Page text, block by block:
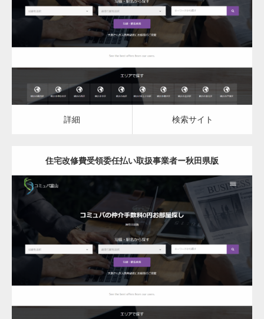
住宅改修費受領委任払い取扱事業者
詳細 検索サイト
詳細 検索サイト
住宅改修費受領委任払い取扱事業者ー秋田県版
更新日： 2023.03.10
住宅改修費受領委任払い取扱事業者
詳細 検索サイト